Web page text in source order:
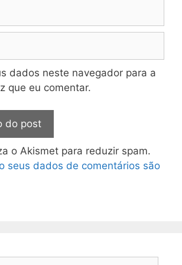
dados neste navegador para a
que eu comentar.
o Akismet para reduzir spam.
seus dados de comentários são